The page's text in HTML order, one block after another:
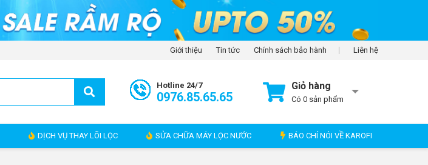
Giới thiệu Tin tức Chính sách bảo hành Liên hệ
Hotline 24/7
0976.85.65.65
Giỏ hàng
Có 0 sản phẩm
DỊCH VỤ THAY LÕI LỌC SỬA CHỮA MÁY LỌC NƯỚC BÁO CHÍ NÓI VỀ KAROFI